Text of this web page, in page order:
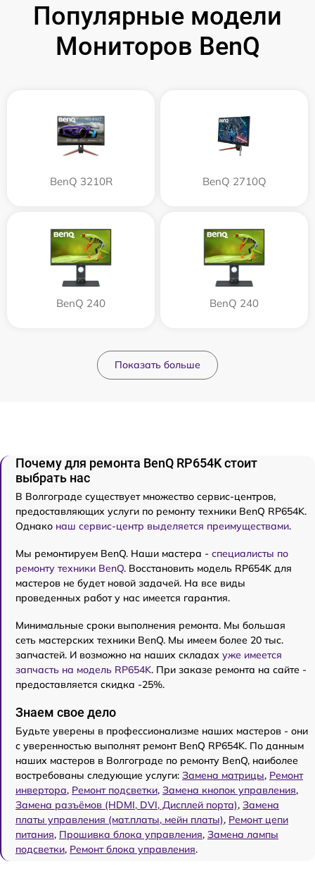
Популярные модели
Мониторов BenQ
BenQ 3210R BenQ 2710Q
BenQ 240 BenQ 240
Показать больше
Почему для ремонта BenQ RP654K стоит
выбрать нас
В Волгограде существует множество сервис-центров,
предоставляющих услуги по ремонту техники BenQ RP654K.
Однако наш сервис-центр выделяется преимуществами.
Мы ремонтируем BenQ. Наши мастера - специалисты по
ремонту техники BenQ. Восстановить модель RP654K для
мастеров не будет новой задачей. На все виды
проведенных работ у нас имеется гарантия.
Минимальные сроки выполнения ремонта. Мы большая
сеть мастерских техники BenQ. Мы имеем более 20 тыс.
запчастей. И возможно на наших складах уже имеется
запчасть на модель RP654K. При заказе ремонта на сайте -
предоставляется скидка -25%.
Знаем свое дело
Будьте уверены в профессионализме наших мастеров - они
с уверенностью выполнят ремонт BenQ RP654K. По данным
наших мастеров в Волгограде по ремонту BenQ, наиболее
востребованы следующие услуги: Замена матрицы, Ремонт
инвертора, Ремонт подсветки, Замена кнопок управления,
Замена разъёмов (HDMI, DVI, Дисплей порта), Замена
платы управления (мат.платы, мейн платы), Ремонт цепи
питания, Прошивка блока управления, Замена лампы
подсветки, Ремонт блока управления.